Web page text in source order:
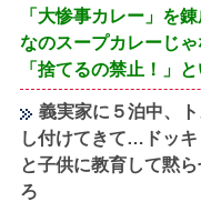
「大惨事カレー」を
なのスープカレーじ
「捨てるの禁止！」
義実家に５泊中、
し付けてきて…ドッキ
と子供に教育して黙
ろ